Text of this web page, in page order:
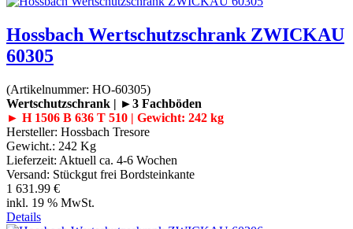
Hossbach Wertschutzschrank ZWICKAU
60305
(Artikelnummer: HO-60305)
Wertschutzschrank | ►3 Fachböden
► H 1506 B 636 T 510 | Gewicht: 242 kg
Hersteller: Hossbach Tresore
Gewicht.: 242 Kg
Lieferzeit: Aktuell ca. 4-6 Wochen
Versand: Stückgut frei Bordsteinkante
1 631.99 €
inkl. 19 % MwSt.
Details